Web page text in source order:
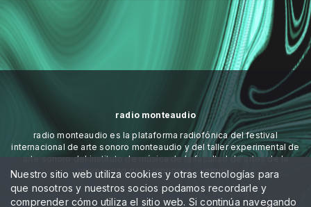
radio monteaudio
radio monteaudio es la plataforma radiofónica del festival
internacional de arte sonoro monteaudio y del taller experimental de
arte sonoro del instituto de música de la facultad de artes de la
universidad de la república - uruguay
Nuestro sitio web utiliza cookies y otras tecnologías para
que nosotros y nuestros socios podamos recordarle y
comprender cómo utiliza el sitio web. Si continúa navegando